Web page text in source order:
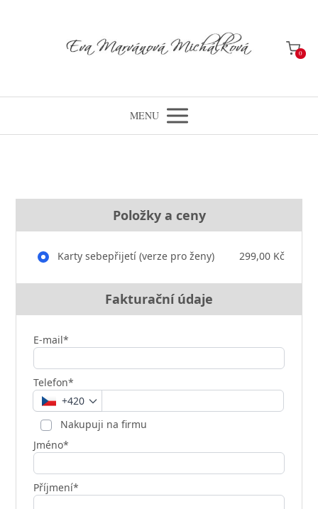
0
MENU
Položky a ceny
Karty sebepřijetí (verze pro ženy) 299,00 Kč
Fakturační údaje
E-mail*
Telefon*
+420
Nakupuji na firmu
Jméno*
Příjmení*